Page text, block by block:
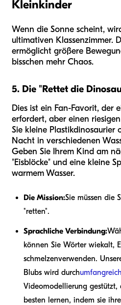
Kleinkinder
Wenn die Sonne scheint,
ultimativen Klassenzimmer.
ermöglicht größere
bisschen mehr Chaos.
5. Die "Rettet die
Dies ist ein Fan-Favorit, der
erfordert, aber einen
Sie kleine Plastikdinosaurier
Nacht in verschiedenen
Geben Sie Ihrem Kind am
"Eisblöcke" und eine kleine
warmem Wasser.
Die Mission:Sie müssen die
"retten".
Sprachliche Verbindung:
können Sie Wörter wiekalt,
schmelzenverwenden.
Blubs wird durch
Videomodellierung
besten lernen, indem sie